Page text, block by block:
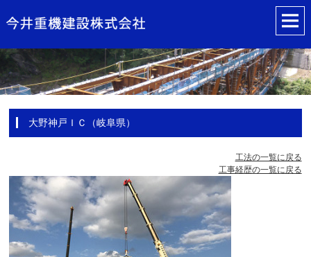
大野神戸ＩＣ（岐阜県）
工法の一覧に戻る
工事経歴の一覧に戻る